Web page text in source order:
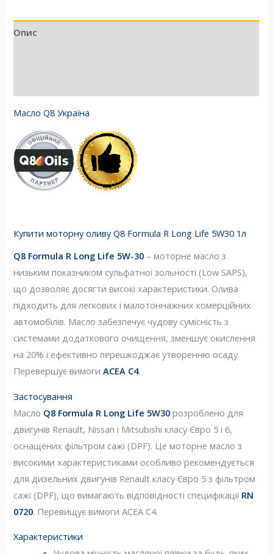
Опис
Масло Q8 Україна
Купити моторну оливу Q8 Formula R Long Life 5W30 1л
Q8 Formula R Long Life 5W-30 – моторне масло з
низьким показником сульфатної зольності (Low SAPS),
що дозволяє досягти високі характеристики. Олива
підходить для легкових і малотоннажних комерційних
автомобілів. Масло забезпечує чудову сумісність з
системами додаткового очищення, зменшує окислення
на 20% і ефективно перешкоджає утворенню осаду.
Перевершує вимогиACEA C4.
Застосування
Масло Q8 Formula R Long Life 5W30 розроблено для
двигунів Renault, Nissan і Mitsubishi класу Євро 5 і 6,
оснащених фільтром сажі (DPF). Це моторне масло з
високими характеристиками особливо рекомендується
для дизельних двигунів Renault класу Євро 5 з фільтром
сажі (DPF), що вимагають відповідності специфікації RN
0720. Перевищує вимоги ACEA C4.
Характеристики